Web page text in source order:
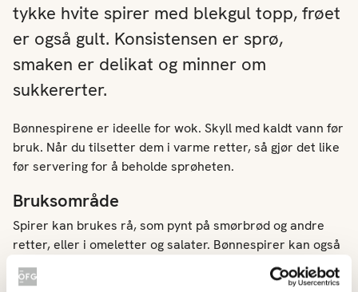
tykke hvite spirer med blekgul topp, frøet
er også gult. Konsistensen er sprø,
smaken er delikat og minner om
sukkererter.
Bønnespirene er ideelle for wok. Skyll med kaldt vann før
bruk. Når du tilsetter dem i varme retter, så gjør det like
før servering for å beholde sprøheten.
Bruksområde
Spirer kan brukes rå, som pynt på smørbrød og andre
retter, eller i omeletter og salater. Bønnespirer kan også
gis et hurtig oppkok og brukes som tilbehør til andre
retter. Spirene passer ypperlig til wok, fordi de beholder